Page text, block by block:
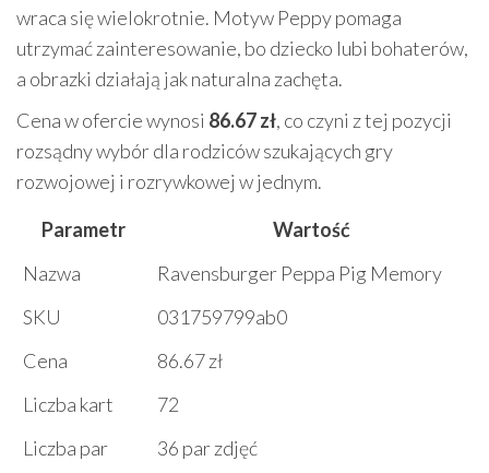
wraca się wielokrotnie. Motyw Peppy pomaga
utrzymać zainteresowanie, bo dziecko lubi bohaterów,
a obrazki działają jak naturalna zachęta.
Cena w ofercie wynosi 86.67 zł, co czyni z tej pozycji
rozsądny wybór dla rodziców szukających gry
rozwojowej i rozrywkowej w jednym.
Parametr
Wartość
Nazwa
Ravensburger Peppa Pig Memory
SKU
031759799ab0
Cena
86.67 zł
Liczba kart
72
Liczba par
36 par zdjęć